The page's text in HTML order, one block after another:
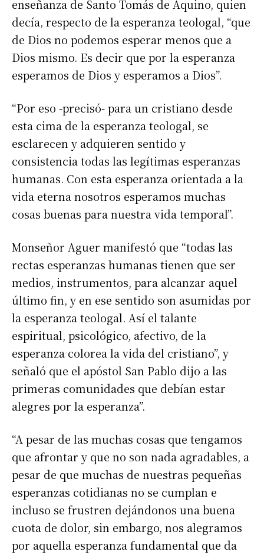
Suscribirme gratis
Dirección de correo electrónico*
enseñanza de Santo Tomás de Aquino, quien
decía, respecto de la esperanza teologal, “que
de Dios no podemos esperar menos que a
Dios mismo. Es decir que por la esperanza
esperamos de Dios y esperamos a Dios”.
“Por eso -precisó- para un cristiano desde
esta cima de la esperanza teologal, se
esclarecen y adquieren sentido y
consistencia todas las legítimas esperanzas
humanas. Con esta esperanza orientada a la
vida eterna nosotros esperamos muchas
cosas buenas para nuestra vida temporal”.
Monseñor Aguer manifestó que “todas las
rectas esperanzas humanas tienen que ser
medios, instrumentos, para alcanzar aquel
último fin, y en ese sentido son asumidas por
la esperanza teologal. Así el talante
espiritual, psicológico, afectivo, de la
esperanza colorea la vida del cristiano”, y
señaló que el apóstol San Pablo dijo a las
primeras comunidades que debían estar
alegres por la esperanza”.
“A pesar de las muchas cosas que tengamos
que afrontar y que no son nada agradables, a
pesar de que muchas de nuestras pequeñas
esperanzas cotidianas no se cumplan e
incluso se frustren dejándonos una buena
cuota de dolor, sin embargo, nos alegramos
por aquella esperanza fundamental que da